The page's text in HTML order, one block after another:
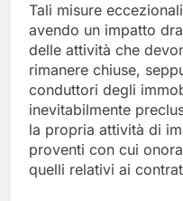
Tali misure
avendo un impatto
delle attività che
rimanere chiuse,
conduttori degli
inevitabilmente
la propria attività di
proventi con cui
quelli relativi ai